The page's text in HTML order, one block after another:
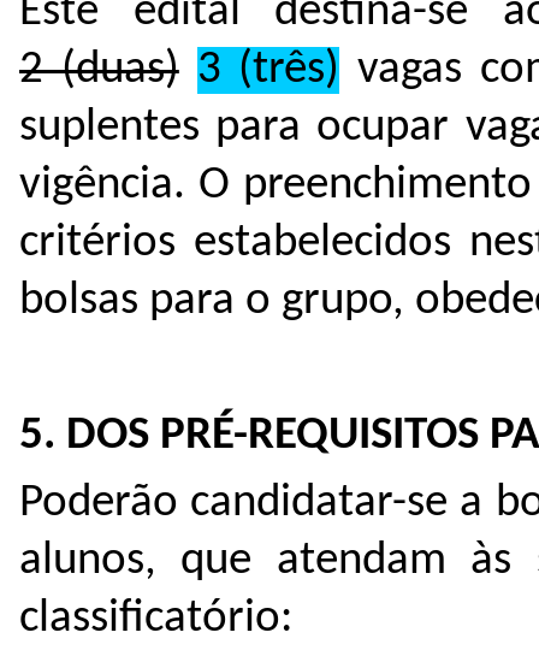
Este edital destina-se
2 (duas) 3 (três) vagas
suplentes para ocupar
vigência. O
critérios estabelecidos
bolsas para o grupo,
5. DOS PRÉ-REQUISITOS
Poderão candidatar-se a
alunos, que atendam às
classificatório: